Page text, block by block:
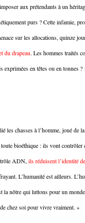
aux prétendants à un
purs ? Cette infamie,
sur les allocations, quinze
du drapeau. Les hommes traités
en têtes ou en tonnes
les chasses à l’homme, joué de
bioéthique : ils vont contrôler
ADN, ilsréduisent l’identité
L’humanité est ailleurs.
nôtre qui luttons pour un
chez soi pour vivre vraiment. »